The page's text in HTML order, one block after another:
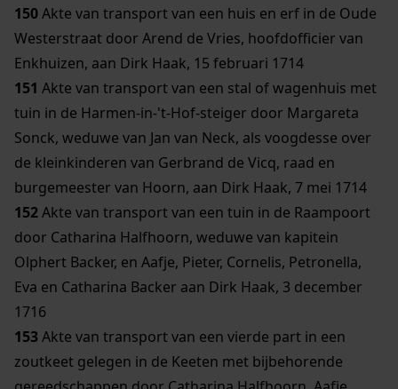
150Akte van transport van een huis en erf in de Oude
Westerstraat door Arend de Vries, hoofdofficier van
Enkhuizen, aan Dirk Haak, 15 februari 1714
151 Akte van transport van een stal of wagenhuis met
tuin in de Harmen-in-'t-Hof-steiger door Margareta
Sonck, weduwe van Jan van Neck, als voogdesse over
de kleinkinderen van Gerbrand de Vicq, raad en
burgemeester van Hoorn, aan Dirk Haak, 7 mei 1714
152Akte van transport van een tuin in de Raampoort
door Catharina Halfhoorn, weduwe van kapitein
Olphert Backer, en Aafje, Pieter, Cornelis, Petronella,
Eva en Catharina Backer aan Dirk Haak, 3 december
1716
153Akte van transport van een vierde part in een
zoutkeet gelegen in de Keeten met bijbehorende